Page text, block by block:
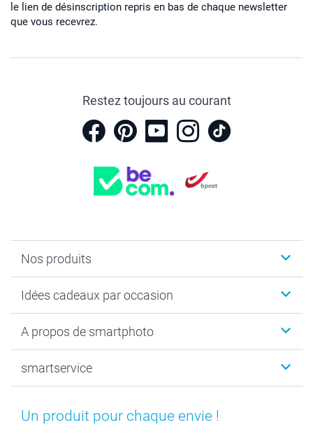
le lien de désinscription repris en bas de chaque newsletter
que vous recevrez.
Restez toujours au courant
Nos produits
Cadeaux photo
Tirage photo & agrandissement
MyNameBook
Stickers & Etiquettes
Idées cadeaux par occasion
Anniversaire
Fin d'études
Naissance & baptême
A propos de smartphoto
Durabilité
Conditions
smartservice
smartgarantie
Un produit pour chaque envie !